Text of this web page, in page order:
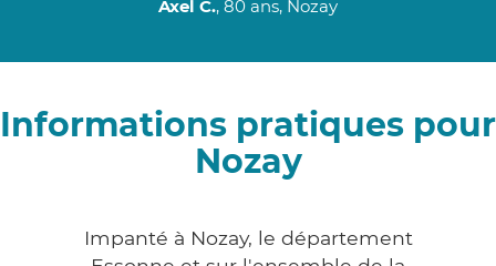
Axel C., 80 ans, Nozay
Informations pratiques pour
Nozay
Impanté à Nozay, le département